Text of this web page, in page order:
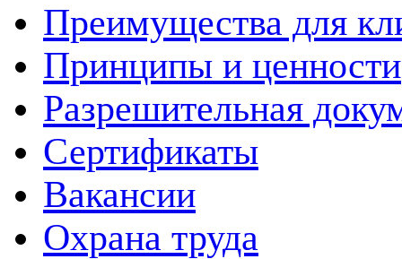
Преимущества для
Принципы и ценности
Разрешительная
Сертификаты
Вакансии
Охрана труда